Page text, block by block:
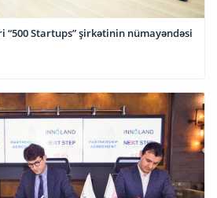
Startups” şirkətinin nümayəndəsi